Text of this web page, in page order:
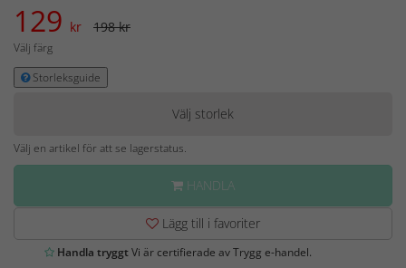
129 kr 198 kr
Välj färg
Storleksguide
Välj storlek
Välj en artikel för att se lagerstatus.
HANDLA
Lägg till i favoriter
Handla tryggtVi är certifierade av Trygg e-handel.